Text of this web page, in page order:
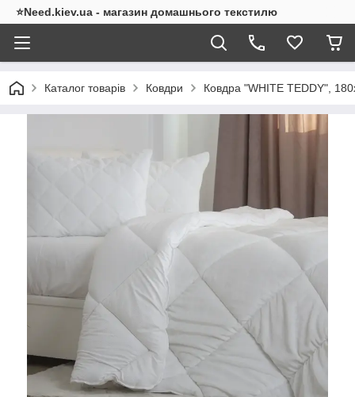
⭐Need.kiev.ua - магазин домашнього текстилю
Каталог товарів Ковдри Ковдра "WHITE TEDDY",